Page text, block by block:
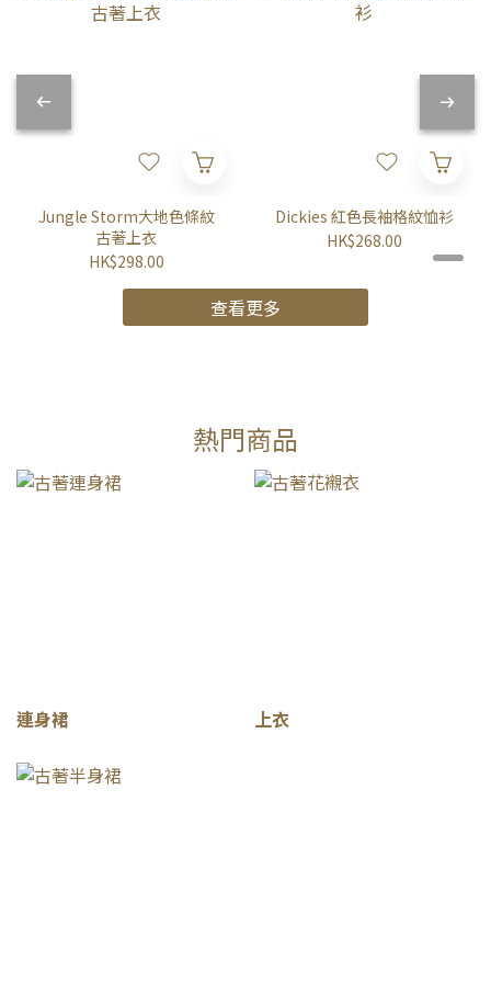
Jungle Storm大地色條紋
古著上衣
HK$298.00
Dickies 紅色長袖格紋恤衫
HK$268.00
查看更多
熱門商品
連身裙 上衣